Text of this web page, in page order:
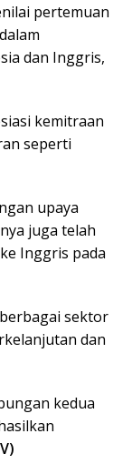
pertemuan
dan Inggris,
kemitraan
seperti
upaya
juga telah
Inggris pada
sektor
dan
kedua